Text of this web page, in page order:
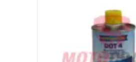
AÑADIR AL CARRITO